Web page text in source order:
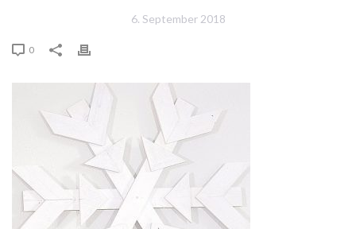
6. September 2018
0